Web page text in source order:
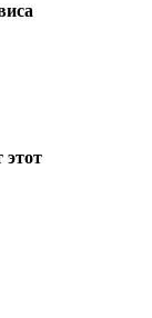
этот